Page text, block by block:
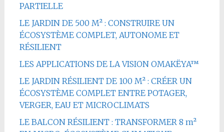
PARTIELLE
LE JARDIN DE 500 M² : CONSTRUIRE UN
ÉCOSYSTÈME COMPLET, AUTONOME ET
RÉSILIENT
LES APPLICATIONS DE LA VISION OMAKËYA™
LE JARDIN RÉSILIENT DE 100 M² : CRÉER UN
ÉCOSYSTÈME COMPLET ENTRE POTAGER,
VERGER, EAU ET MICROCLIMATS
LE BALCON RÉSILIENT : TRANSFORMER 8 m²